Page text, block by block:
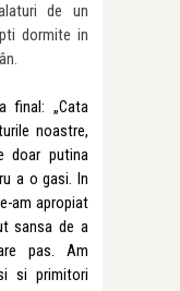
de un
dormite in
final: „Cata
noastre,
doar putina
a o gasi. In
am apropiat
sansa de a
pas. Am
si primitori